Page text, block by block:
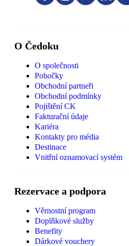
O Čedoku
O společnosti
Pobočky
Obchodní partneři
Obchodní podmínky
Pojištění CK
Fakturační údaje
Kariéra
Kontakty pro média
Destinace
Vnitřní oznamovací systém
Rezervace a podpora
Věrnostní program
Doplňkové služby
Benefity
Dárkové vouchery